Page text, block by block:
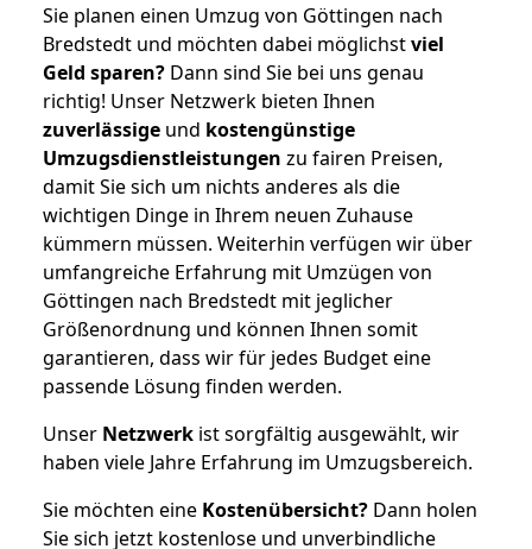
Sie planen einen Umzug von Göttingen nach
Bredstedt und möchten dabei möglichstviel
Geld sparen? Dann sind Sie bei uns genau
richtig! Unser Netzwerk bieten Ihnen
zuverlässige und kostengünstige
Umzugsdienstleistungen zu fairen Preisen,
damit Sie sich um nichts anderes als die
wichtigen Dinge in Ihrem neuen Zuhause
kümmern müssen. Weiterhin verfügen wir über
umfangreiche Erfahrung mit Umzügen von
Göttingen nach Bredstedt mit jeglicher
Größenordnung und können Ihnen somit
garantieren, dass wir für jedes Budget eine
passende Lösung finden werden.
Unser Netzwerk ist sorgfältig ausgewählt, wir
haben viele Jahre Erfahrung im Umzugsbereich.
Sie möchten eine Kostenübersicht? Dann holen
Sie sich jetzt kostenlose und unverbindliche